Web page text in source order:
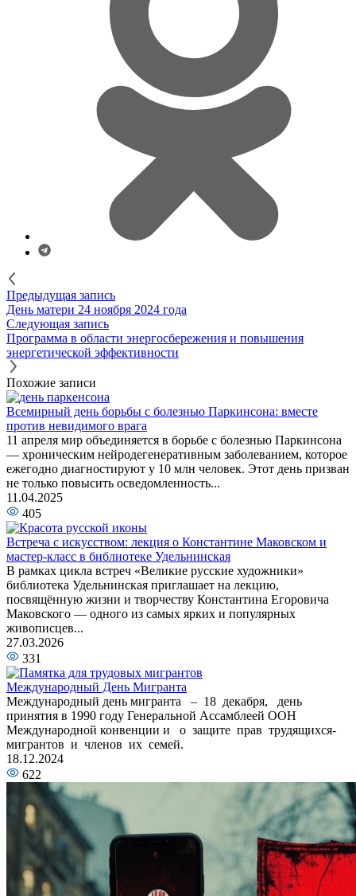
Предыдущая запись
День матери 24 ноября 2024 года
Следующая запись
Программа в области энергосбережения и повышения
энергетической эффективности
Похожие записи
Всемирный день борьбы с болезнью Паркинсона: вместе
против невидимого врага
11 апреля мир объединяется в борьбе с болезнью Паркинсона
— хроническим нейродегенеративным заболеванием, которое
ежегодно диагностируют у 10 млн человек. Этот день призван
не только повысить осведомленность...
11.04.2025
405
Встреча с искусством: лекция о Константине Маковском и
мастер-класс в библиотеке Удельнинская
В рамках цикла встреч «Великие русские художники»
библиотека Удельнинская приглашает на лекцию,
посвящённую жизни и творчеству Константина Егоровича
Маковского — одного из самых ярких и популярных
живописцев...
27.03.2026
331
Международный День Мигранта
Международный день мигранта – 18 декабря, день
принятия в 1990 году Генеральной Ассамблеей ООН
Международной конвенции и о защите прав трудящихся-
мигрантов и членов их семей.
18.12.2024
622